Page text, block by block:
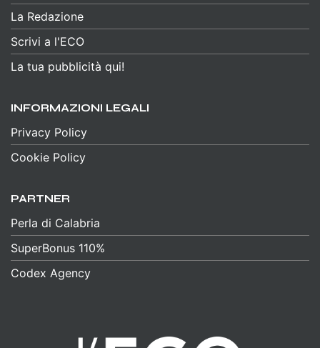
La Redazione
Scrivi a l'ECO
La tua pubblicità qui!
INFORMAZIONI LEGALI
Privacy Policy
Cookie Policy
PARTNER
Perla di Calabria
SuperBonus 110%
Codex Agency